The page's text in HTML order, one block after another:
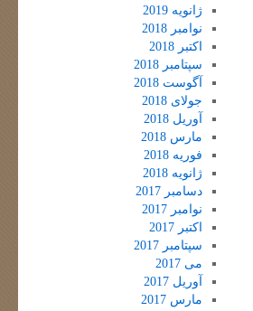
ژانویه 2019
نوامبر 2018
اکتبر 2018
سپتامبر 2018
آگوست 2018
جولای 2018
آوریل 2018
مارس 2018
فوریه 2018
ژانویه 2018
دسامبر 2017
نوامبر 2017
اکتبر 2017
سپتامبر 2017
می 2017
آوریل 2017
مارس 2017